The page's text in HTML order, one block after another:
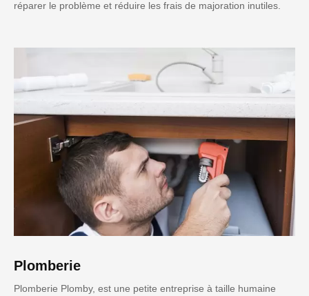
réparer le problème et réduire les frais de majoration inutiles.
Plomberie
Plomberie Plomby, est une petite entreprise à taille humaine